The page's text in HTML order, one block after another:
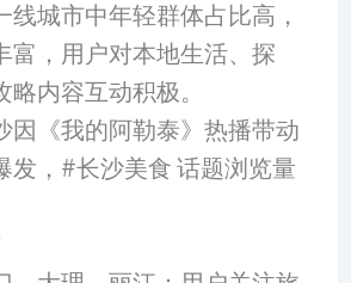
线城市中年轻群体占比高，
富，用户对本地生活、探
略内容互动积极。
因《我的阿勒泰》热播带动
发，#长沙美食 话题浏览量